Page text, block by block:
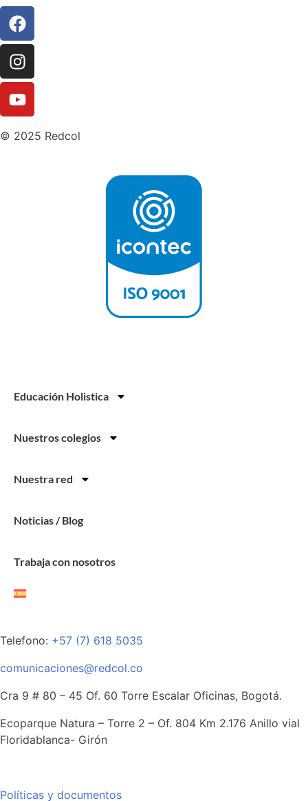
© 2025 Redcol
Educación Holistica
Nuestros colegios
Nuestra red
Noticias / Blog
Trabaja con nosotros
Telefono: +57 (7) 618 5035
comunicaciones@redcol.co
Cra 9 # 80 – 45 Of. 60 Torre Escalar Oficinas, Bogotá.
Ecoparque Natura – Torre 2 – Of. 804 Km 2.176 Anillo vial
Floridablanca- Girón
Políticas y documentos